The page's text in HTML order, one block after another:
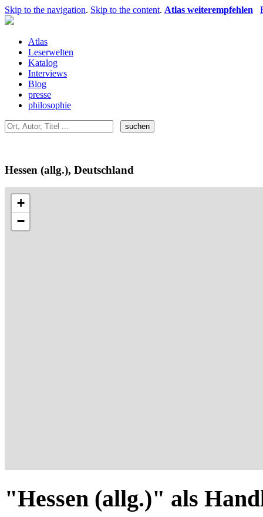
Skip to the navigation. Skip to the content. Atlas weiterempfehlen
Atlas
Leserwelten
Katalog
Interviews
Blog
presse
philosophie
Hessen (allg.), Deutschland
+
−
"Hessen (allg.)" als